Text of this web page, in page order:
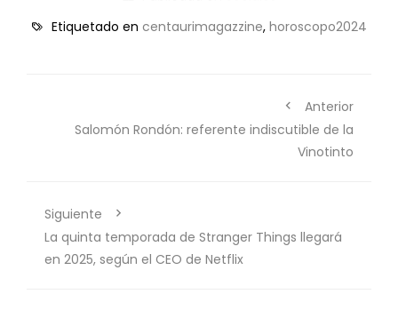
Etiquetado en centaurimagazzine, horoscopo2024
Anterior
Salomón Rondón: referente indiscutible de la
Vinotinto
Siguiente
La quinta temporada de Stranger Things llegará
en 2025, según el CEO de Netflix